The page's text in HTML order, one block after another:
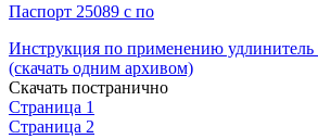
Паспорт 25089 с по
Инструкция по применению
(скачать одним архивом)
Скачать постранично
Страница 1
Страница 2